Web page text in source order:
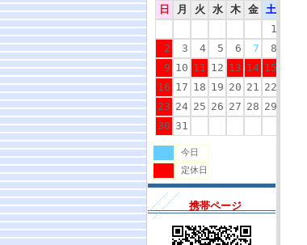
日
月 火 水 木 金
土
1
2
3 4 5 6 7
8
9 10 11 12 13 14 15
16 17 18 19 20 21 22
23 24 25 26 27 28 29
30 31
今日
定休日
携帯ページ